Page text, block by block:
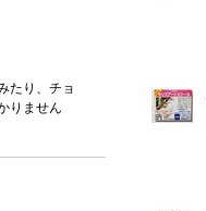
たり、チョ
りません